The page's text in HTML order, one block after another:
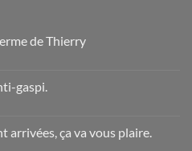
de Thierry
gaspi.
arrivées, ça va vous plaire.